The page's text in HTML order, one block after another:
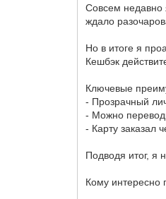
Совсем недавно
ждало
Но в итоге я
Кешбэк
Ключевые
- Прозрачный
- Можно
- Карту заказал
Подводя итог, я
Кому интересно